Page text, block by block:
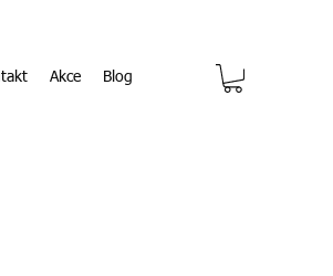
Akce Blog